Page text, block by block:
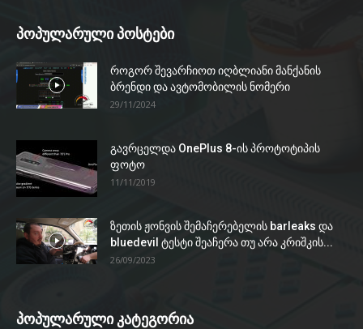
პოპულარული პოსტები
როგორ შევარჩიოთ იღბლიანი მანქანის
ბრენდი და ავტომობილის ნომერი
29/11/2024
გავრცელდა OnePlus 8-ის პროტოტიპის
ფოტო
11/11/2019
ზეთის ჟონვის შემაჩერებელის barleaks და
bluedevil ტესტი შეაჩერა თუ არა კრიშკის...
26/09/2023
პოპულარული კატეგორია